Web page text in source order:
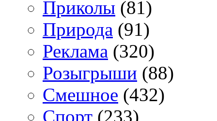
Приколы (81)
Природа (91)
Реклама (320)
Розыгрыши (88)
Смешное (432)
Спорт (233)